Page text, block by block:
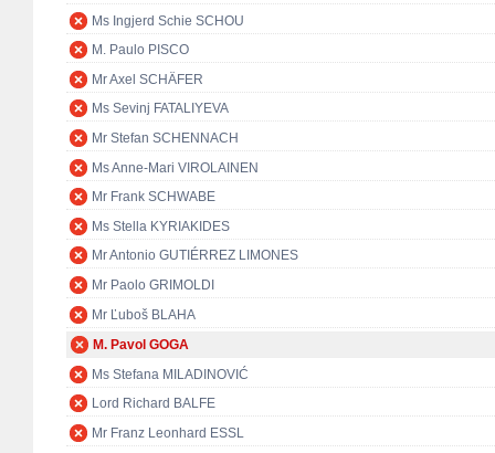
Ms Ingjerd Schie SCHOU
M. Paulo PISCO
Mr Axel SCHÄFER
Ms Sevinj FATALIYEVA
Mr Stefan SCHENNACH
Ms Anne-Mari VIROLAINEN
Mr Frank SCHWABE
Ms Stella KYRIAKIDES
Mr Antonio GUTIÉRREZ LIMONES
Mr Paolo GRIMOLDI
Mr Ľuboš BLAHA
M. Pavol GOGA
Ms Stefana MILADINOVIĆ
Lord Richard BALFE
Mr Franz Leonhard ESSL